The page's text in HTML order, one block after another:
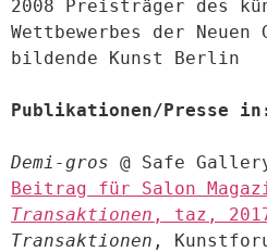
2008 Preisträger des
Wettbewerbes der
bildende Kunst Berlin
Publikationen/Presse in:
Demi-gros
Beitrag für Salon
Transaktionen , taz,
Transaktionen ,